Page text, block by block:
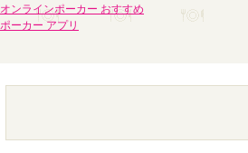
オンラインポーカー おすすめ
ポーカー アプリ